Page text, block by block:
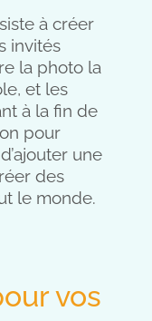
à créer
invités
la photo la
et les
à la fin de
pour
une
des
le monde.
vos